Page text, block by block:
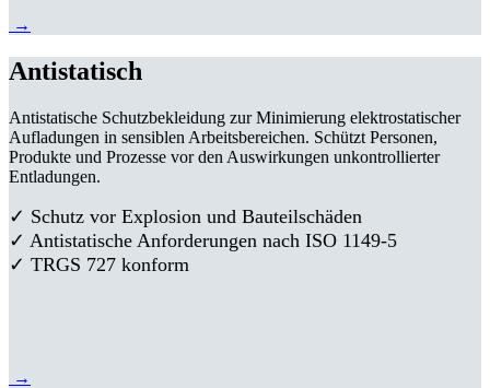
→
Antistatisch
Antistatische Schutzbekleidung zur Minimierung elektrostatischer
Aufladungen in sensiblen Arbeitsbereichen. Schützt Personen,
Produkte und Prozesse vor den Auswirkungen unkontrollierter
Entladungen.
✓ Schutz vor Explosion und Bauteilschäden
✓ Antistatische Anforderungen nach ISO 1149-5
✓ TRGS 727 konform
→